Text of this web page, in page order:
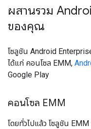
ผสานรวม
ของคุณ
โซลูชัน Android
ได้แก่ คอนโซล EMM,
Google Play
คอนโซล EMM
โดยทั่วไปแล้ว โซลูชัน